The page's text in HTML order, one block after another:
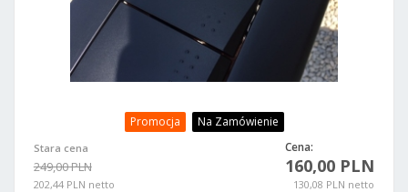
Promocja Na Zamówienie
Stara cena
249,00 PLN
202,44 PLN netto
Cena:
160,00 PLN
130,08 PLN netto